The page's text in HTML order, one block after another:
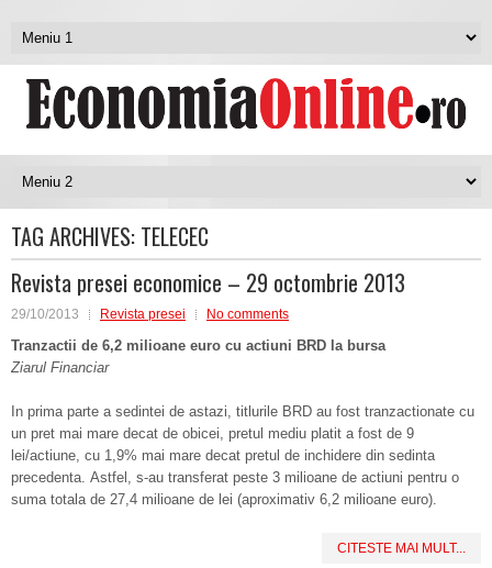
TAG ARCHIVES: TELECEC
Revista presei economice – 29 octombrie 2013
29/10/2013 Revista presei No comments
Tranzactii de 6,2 milioane euro cu actiuni BRD la bursa
Ziarul Financiar
In prima parte a sedintei de astazi, titlurile BRD au fost tranzactionate cu
un pret mai mare decat de obicei, pretul mediu platit a fost de 9
lei/actiune, cu 1,9% mai mare decat pretul de inchidere din sedinta
precedenta. Astfel, s-au transferat peste 3 milioane de actiuni pentru o
suma totala de 27,4 milioane de lei (aproximativ 6,2 milioane euro).
CITESTE MAI MULT...